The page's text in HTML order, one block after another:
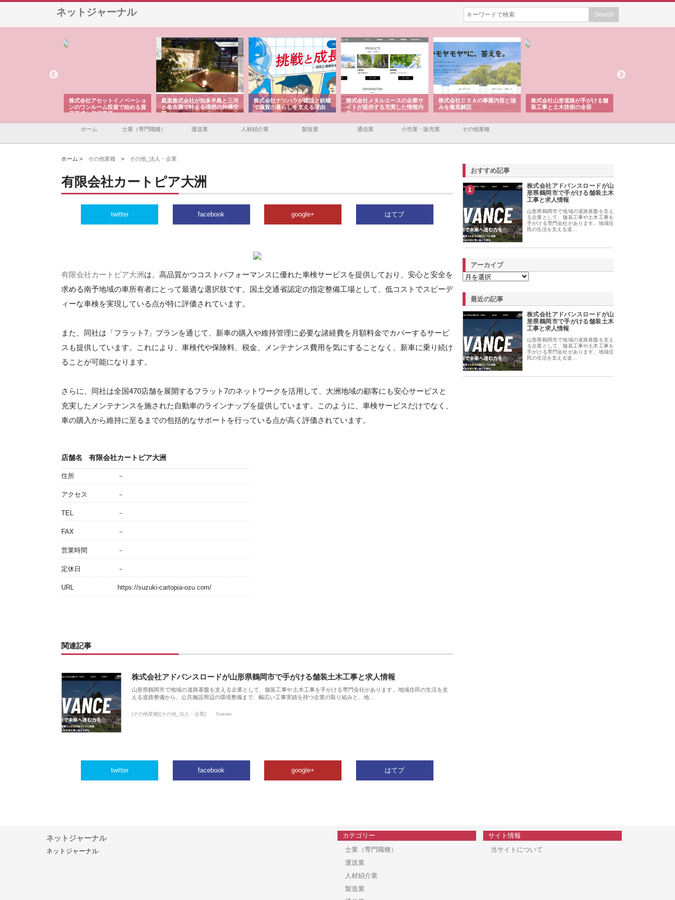
ネットジャーナル
株式会社アセットイノベーショ
ンのワンルーム投資で始める資
産形成と老後準備
庭楽株式会社が知多半島と三河
と名古屋で叶える理想の外構空
間
株式会社ナツハラが建設と鋲螺
で滋賀の暮らしを支える理由
株式会社メタルエースの企業サ
イトが提供する充実した情報内
容とは
株式会社ＣＳＡの事業内容と強
みを徹底解説
株式会社山形道路が手がける舗
装工事と土木技術の全容
ホーム 士業（専門職種） 運送業 人材紹介業 製造業 通信業 小売業・販売業 その他業種
ホーム > その他業種 > その他_法人・企業
有限会社カートピア大洲
twitter facebook google+ はてブ
有限会社カートピア大洲 は、高品質かつコストパフォーマンスに優れた車検サービスを提供しており、安心と安全を
求める南予地域の車所有者にとって最適な選択肢です。国土交通省認定の指定整備工場として、低コストでスピーデ
ィーな車検を実現している点が特に評価されています。
また、同社は「フラット7」プランを通じて、新車の購入や維持管理に必要な諸経費を月額料金でカバーするサービ
スも提供しています。これにより、車検代や保険料、税金、メンテナンス費用を気にすることなく、新車に乗り続け
ることが可能になります。
さらに、同社は全国470店舗を展開するフラット7のネットワークを活用して、大洲地域の顧客にも安心サービスと
充実したメンテナンスを施された自動車のラインナップを提供しています。このように、車検サービスだけでなく、
車の購入から維持に至るまでの包括的なサポートを行っている点が高く評価されています。
店舗名 有限会社カートピア大洲
住所 －
アクセス －
TEL －
FAX －
営業時間 －
定休日 －
URL https://suzuki-cartopia-ozu.com/
関連記事
株式会社アドバンスロードが山形県鶴岡市で手がける舗装土木工事と求人情報
山形県鶴岡市で地域の道路基盤を支える企業として、舗装工事や土木工事を手がける専門会社があります。地域住民の生活を支
える道路整備から、公共施設周辺の環境整備まで、幅広い工事実績を持つ企業の取り組みと、地…
[その他業種][その他_法人・企業] 0views
twitter facebook google+ はてブ
おすすめ記事
1
株式会社アドバンスロードが山
形県鶴岡市で手がける舗装土木
工事と求人情報
山形県鶴岡市で地域の道路基盤を支え
る企業として、舗装工事や土木工事を
手がける専門会社があります。地域住
民の生活を支える道…
アーカイブ
最近の記事
株式会社アドバンスロードが山
形県鶴岡市で手がける舗装土木
工事と求人情報
山形県鶴岡市で地域の道路基盤を支え
る企業として、舗装工事や土木工事を
手がける専門会社があります。地域住
民の生活を支える道…
ネットジャーナル
ネットジャーナル
カテゴリー
士業（専門職種）
運送業
人材紹介業
製造業
サイト情報
当サイトについて